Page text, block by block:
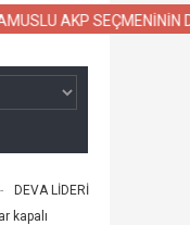
AKP SEÇMENİNİN
-
DEVA LİDERİ
kapalı